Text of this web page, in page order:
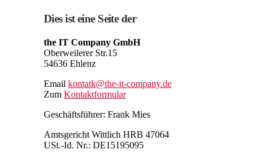
Dies ist eine Seite der
the IT Company GmbH
Oberweilerer Str.15
54636 Ehlenz
Email kontatk@the-it-company.de
Zum Kontaktformular
Geschäftsführer: Frank Mies
Amtsgericht Wittlich HRB 47064
USt.-Id. Nr.: DE15195095